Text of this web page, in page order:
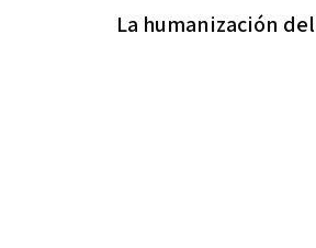
La humanización